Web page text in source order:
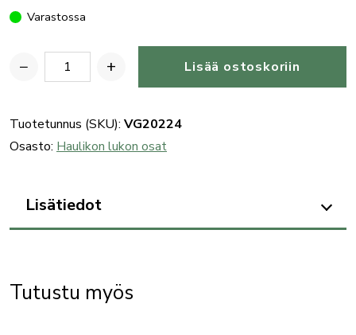
Varastossa
−
Benelli
haulikon
(SL80
määrä
+ Lisää ostoskoriin
Tuotetunnus (SKU): VG20224
Osasto: Haulikon lukon osat
Lisätiedot
Tutustu myös